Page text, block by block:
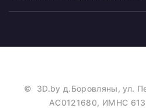
© 3D.by д.Боровляны, ул.
AC0121680, ИМНС